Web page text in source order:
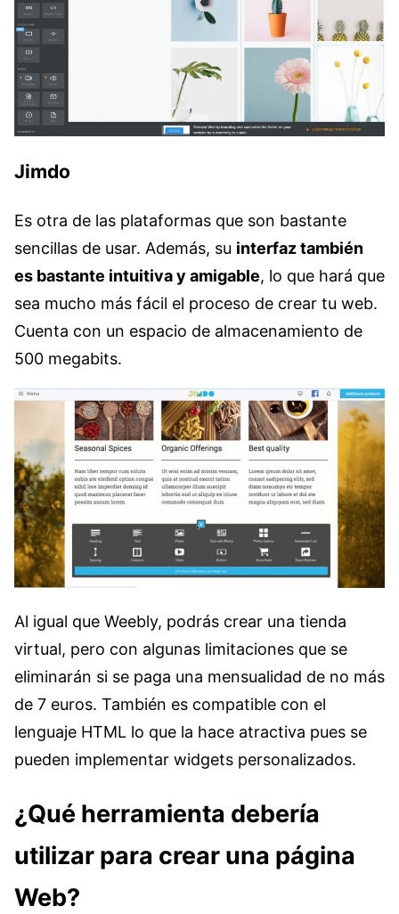
Jimdo
Es otra de las plataformas que son bastante
sencillas de usar. Además, su interfaz también
es bastante intuitiva y amigable, lo que hará que
sea mucho más fácil el proceso de crear tu web.
Cuenta con un espacio de almacenamiento de
500 megabits.
Al igual que Weebly, podrás crear una tienda
virtual, pero con algunas limitaciones que se
eliminarán si se paga una mensualidad de no más
de 7 euros. También es compatible con el
lenguaje HTML lo que la hace atractiva pues se
pueden implementar widgets personalizados.
¿Qué herramienta debería
utilizar para crear una página
Web?